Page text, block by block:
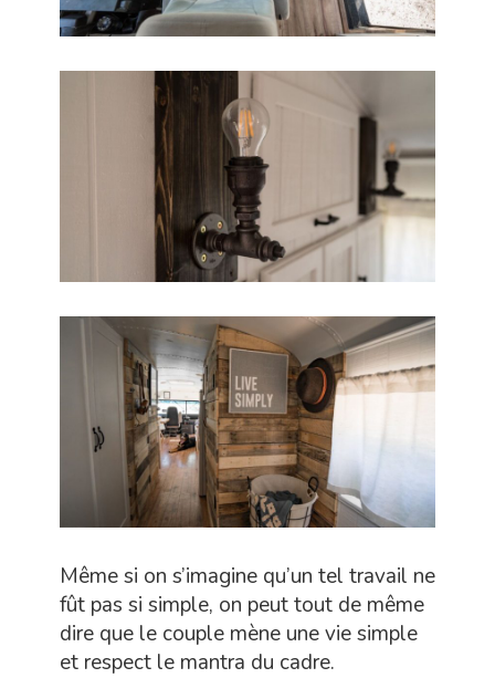
Même si on s’imagine qu’un tel travail ne
fût pas si simple, on peut tout de même
dire que le couple mène une vie simple
et respect le mantra du cadre.